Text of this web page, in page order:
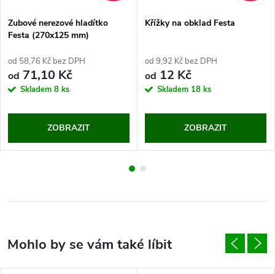
Zubové nerezové hladítko
Festa (270x125 mm)
od 58,76 Kč bez DPH
od 71,10 Kč
Skladem 8 ks
ZOBRAZIT
Křížky na obklad Festa
od 9,92 Kč bez DPH
od 12 Kč
Skladem 18 ks
ZOBRAZIT